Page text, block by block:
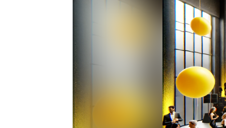
Home
Schachten